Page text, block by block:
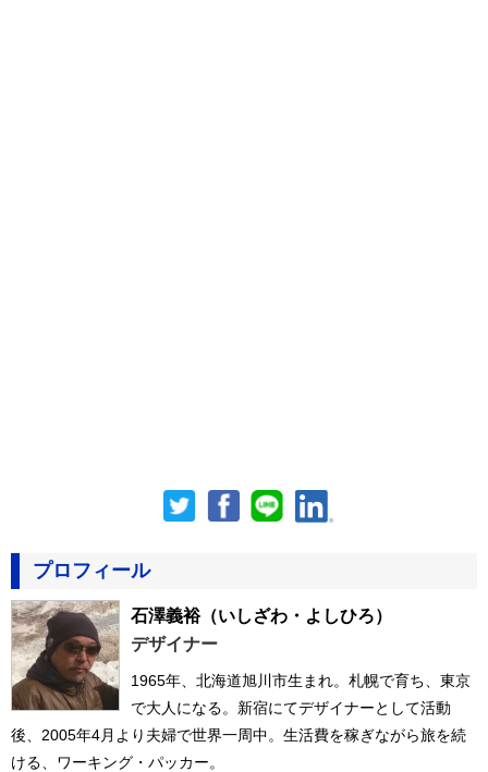
プロフィール
石澤義裕（いしざわ・よしひろ）
デザイナー
1965年、北海道旭川市生まれ。札幌で育ち、東京
で大人になる。新宿にてデザイナーとして活動
後、2005年4月より夫婦で世界一周中。生活費を稼ぎながら旅を続
ける、ワーキング・パッカー。